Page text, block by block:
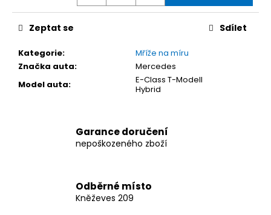
Kategorie:
Mříže na míru
Značka auta:
Mercedes
Model auta:
E-Class T-Modell
Hybrid
Zeptat se Sdílet
Garance doručení
nepoškozeného zboží
Odběrné místo
Kněževes 209
95-
145
CM
927
Kč